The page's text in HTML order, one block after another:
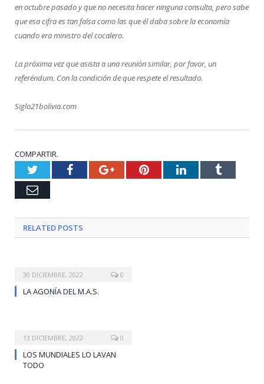
en octubre pasado y que no necesita hacer ninguna consulta, pero sabe
que esa cifra es tan falsa como las que él daba sobre la economía
cuando era ministro del cocalero.
La próxima vez que asista a una reunión similar, por favor, un
referéndum. Con la condición de que respete el resultado.
Siglo21bolivia.com
COMPARTIR.
TwitterFacebookGoogle+PinterestLinkedInTumblr
Email
RELATED POSTS
30 DICIEMBRE, 2022 0
LA AGONÍA DEL M.A.S.
13 DICIEMBRE, 2022 0
LOS MUNDIALES LO LAVAN
TODO